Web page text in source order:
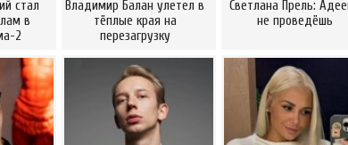
стал
в
2
Владимир Балан улетел в
тёплые края на
перезагрузку
Светлана Прель:
не проведёшь